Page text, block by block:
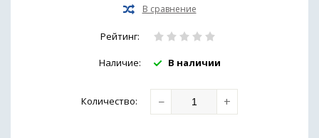
Рейтинг:
Наличие: В наличии
Количество: − +